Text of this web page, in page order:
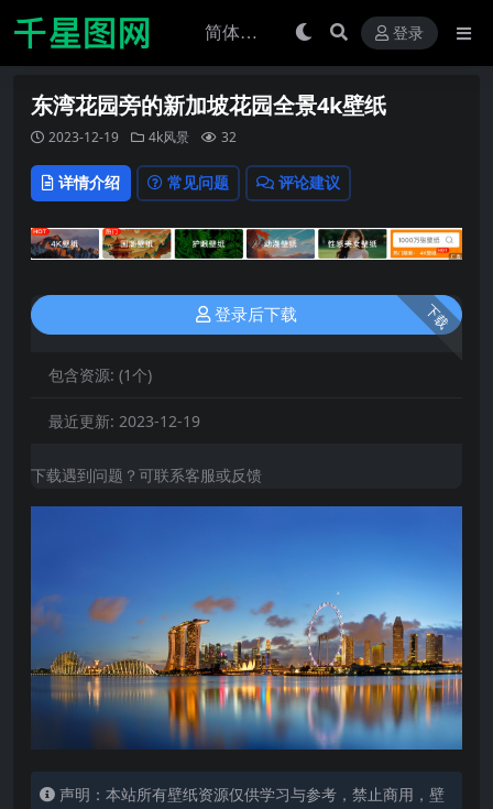
登录
东湾花园旁的新加坡花园全景4k壁纸
2023-12-19 4k风景 32
详情介绍 常见问题 评论建议
下载
登录后下载
包含资源: (1个)
最近更新: 2023-12-19
下载遇到问题？可联系客服或反馈
声明：本站所有壁纸资源仅供学习与参考，禁止商用，壁